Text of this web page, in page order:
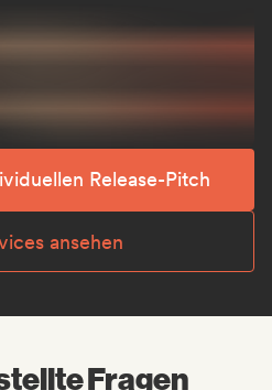
Release-Pitch
ansehen
Fragen